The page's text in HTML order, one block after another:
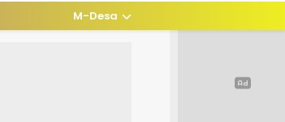
M-Desa